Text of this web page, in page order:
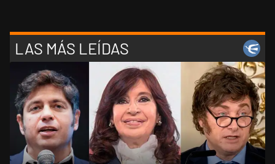
LAS MÁS LEÍDAS